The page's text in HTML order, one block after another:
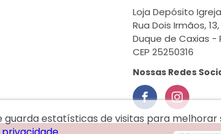
Loja Depósito
Rua Dois Irmãos,
Duque de Caxias -
CEP 25250316
Nossas Redes
guarda estatísticas de visitas para